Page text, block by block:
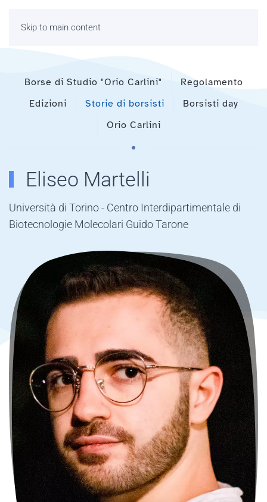
Skip to main content
Borse di Studio "Orio Carlini"
Regolamento
Edizioni
Storie di borsisti
Borsisti day
Orio Carlini
Eliseo Martelli
Università di Torino - Centro Interdipartimentale di
Biotecnologie Molecolari Guido Tarone